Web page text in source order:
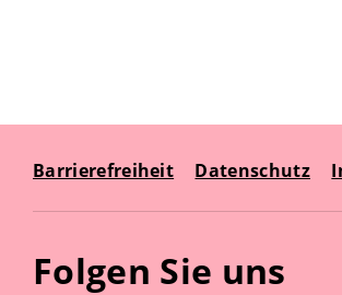
Barrierefreiheit Datenschutz
Folgen Sie uns